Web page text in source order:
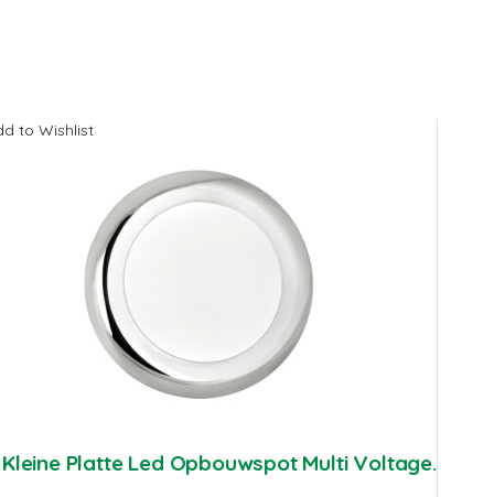
to Wishlist
Kleine Platte Led Opbouwspot Multi Voltage.